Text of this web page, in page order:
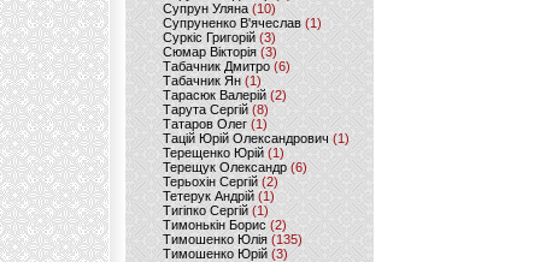
Супрун Уляна (10)
Супруненко В'ячеслав (1)
Суркіс Григорій (3)
Сюмар Вікторія (3)
Табачник Дмитро (6)
Табачник Ян(1)
Тарасюк Валерій (2)
Тарута Сергій (8)
Татаров Олег(1)
Тацій Юрій Олександрович(1)
Терещенко Юрій(1)
Терещук Олександр(6)
Терьохін Сергій (2)
Тетерук Андрій (1)
Тигіпко Сергій(1)
Тимонькін Борис (2)
Тимошенко Юлія (135)
Тимошенко Юрій(3)